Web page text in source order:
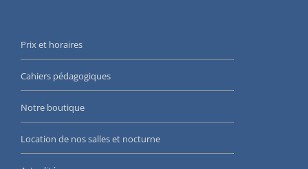
Prix et horaires
Cahiers pédagogiques
Notre boutique
Location de nos salles et nocturne